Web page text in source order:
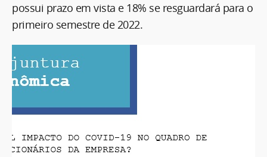
possui prazo em vista e 18% se resguardará para o
primeiro semestre de 2022.